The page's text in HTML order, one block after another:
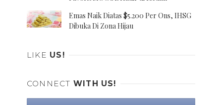
Emas Naik Diatas $5.200 Per Ons, IHSG
Dibuka Di Zona Hijau
LIKE US!
CONNECT WITH US!